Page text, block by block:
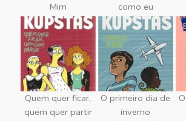
Mim
como eu
Quem quer ficar,
quem quer partir
O primeiro dia de
inverno